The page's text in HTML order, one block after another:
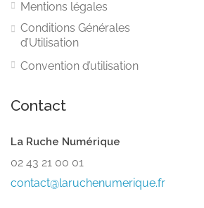
Mentions légales
Conditions Générales
d’Utilisation
Convention d’utilisation
Contact
La Ruche Numérique
02 43 21 00 01
contact@laruchenumerique.fr